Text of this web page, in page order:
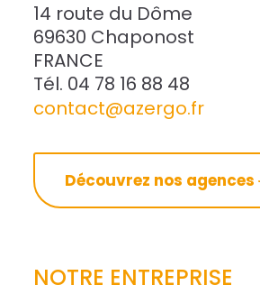
14 route du Dôme
69630 Chaponost
FRANCE
Tél. 04 78 16 88 48
contact@azergo.fr
Découvrez nos agences
NOTRE ENTREPRISE